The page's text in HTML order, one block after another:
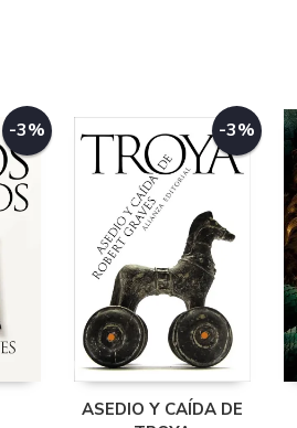
-3% -3%
ASEDIO Y CAÍDA DE